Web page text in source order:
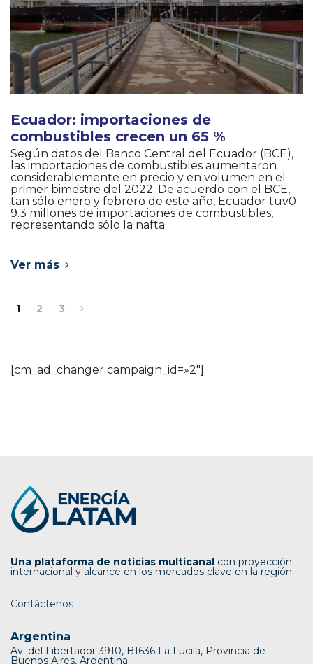
Ecuador: importaciones de
combustibles crecen un 65 %
Según datos del Banco Central del Ecuador (BCE),
las importaciones de combustibles aumentaron
considerablemente en precio y en volumen en el
primer bimestre del 2022. De acuerdo con el BCE,
tan sólo enero y febrero de este año, Ecuador tuv0
9.3 millones de importaciones de combustibles,
representando sólo la nafta
Ver más
1 2 3
[cm_ad_changer campaign_id=»2″]
Una plataforma de noticias multicanal con proyección
internacional y alcance en los mercados clave en la región
Contáctenos
Argentina
Av. del Libertador 3910, B1636 La Lucila, Provincia de
Buenos Aires, Argentina